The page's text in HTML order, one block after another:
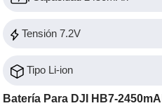
Tensión 7.2V
Tipo Li-ion
Batería Para DJI HB7-